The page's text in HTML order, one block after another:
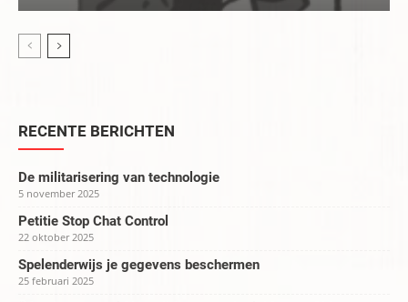
RECENTE BERICHTEN
De militarisering van technologie
5 november 2025
Petitie Stop Chat Control
22 oktober 2025
Spelenderwijs je gegevens beschermen
25 februari 2025